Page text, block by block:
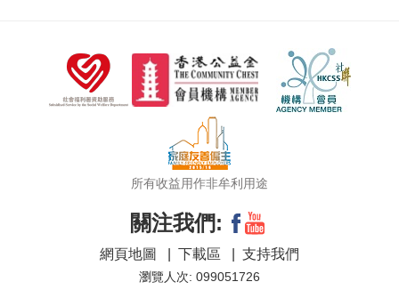
所有收益用作非牟利用途
關注我們:
網頁地圖 下載區 支持我們
瀏覽人次: 099051726